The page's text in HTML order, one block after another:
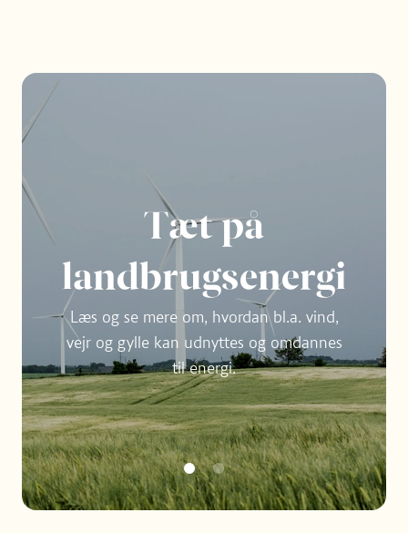
Tæt på
landbrug­senergi
Læs og se mere om, hvordan bl.a. vind,
vejr og gylle kan udnyttes og omdannes
til energi.